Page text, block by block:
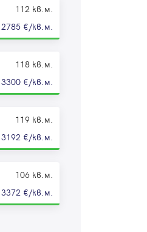
112 кв.м.
2785 €/кв.м.
118 кв.м.
3300 €/кв.м.
119 кв.м.
3192 €/кв.м.
106 кв.м.
3372 €/кв.м.